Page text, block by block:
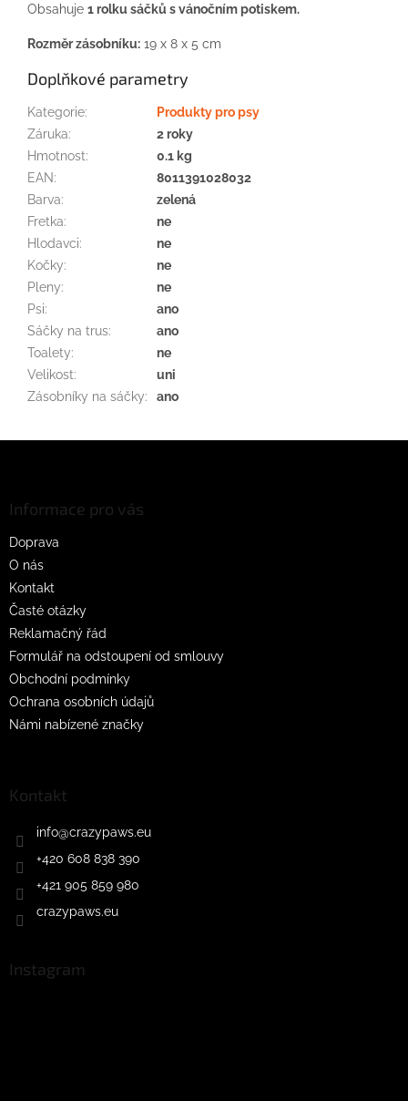
Obsahuje 1 rolku sáčků s vánočním potiskem.
Rozměr zásobníku: 19 x 8 x 5 cm
Doplňkové parametry
Kategorie:
Produkty pro psy
Záruka:
2 roky
Hmotnost:
0.1 kg
EAN:
8011391028032
Barva:
zelená
Fretka:
ne
Hlodavci:
ne
Kočky:
ne
Pleny:
ne
Psi:
ano
Sáčky na trus:
ano
Toalety:
ne
Velikost:
uni
Zásobníky na sáčky: ano
Informace pro vás
Doprava
O nás
Kontakt
Časté otázky
Reklamačný řád
Formulář na odstoupení od smlouvy
Obchodní podmínky
Ochrana osobních údajů
Námi nabízené značky
Kontakt
info@crazypaws.eu
+420 608 838 390
+421 905 859 980
crazypaws.eu
Instagram